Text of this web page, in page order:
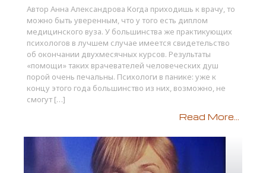
Автор Анна Александрова Когда приходишь к врачу, то
можно быть уверенным, что у того есть диплом
медицинского вуза. У большинства же практикующих
психологов в лучшем случае имеется свидетельство
об окончании двухмесячных курсов. Результаты
«помощи» таких врачевателей человеческих душ
порой очень печальны. Психологи в панике: уже к
концу этого года большинство из них, возможно, не
смогут […]
Read More...